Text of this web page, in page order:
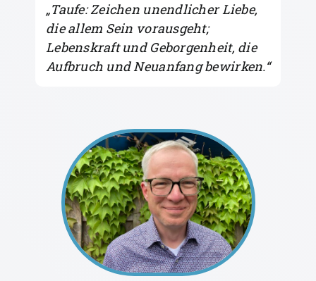
„Taufe: Zeichen unendlicher Liebe,
die allem Sein vorausgeht;
Lebenskraft und Geborgenheit, die
Aufbruch und Neuanfang bewirken.“